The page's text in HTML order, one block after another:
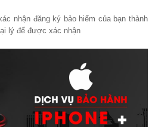
nhận đăng ký bảo hiểm của bạn thành
lý để được xác nhận